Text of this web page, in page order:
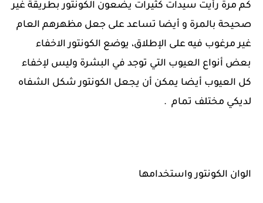
كم مرة رأيت سيدات كثيرات يضعون الكونتور بطريقة غير
صحيحة بالمرة و أيضا تساعد على جعل مظهرهم العام
غير مرغوب فيه على الإطلاق، يوضع الكونتور الاخفاء
بعض أنواع العيوب التي توجد في البشرة وليس لإخفاء
كل العيوب أيضا يمكن أن يجعل الكونتور شكل الشفاه
لديكي مختلف تمام .
الوان الكونتور واستخدامها